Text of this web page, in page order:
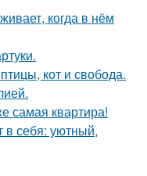
когда в нём
кот и свобода.
самая квартира!
в себя: уютный,